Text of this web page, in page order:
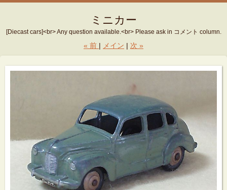
ミニカー
[Diecast cars]<br> Any question available.<br> Please ask in コメント column.
« 前 メイン 次 »